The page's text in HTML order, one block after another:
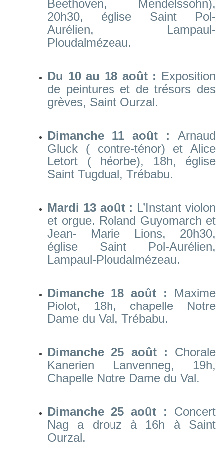
Beethoven, Mendelssohn),
20h30, église Saint Pol-
Aurélien, Lampaul-
Ploudalmézeau.
Du 10 au 18 août : Exposition
de peintures et de trésors des
grèves, Saint Ourzal.
Dimanche 11 août : Arnaud
Gluck ( contre-ténor) et Alice
Letort ( héorbe), 18h, église
Saint Tugdual, Trébabu.
Mardi 13 août : L’Instant violon
et orgue. Roland Guyomarch et
Jean- Marie Lions, 20h30,
église Saint Pol-Aurélien,
Lampaul-Ploudalmézeau.
Dimanche 18 août : Maxime
Piolot, 18h, chapelle Notre
Dame du Val, Trébabu.
Dimanche 25 août : Chorale
Kanerien Lanvenneg, 19h,
Chapelle Notre Dame du Val.
Dimanche 25 août : Concert
Nag a drouz à 16h à Saint
Ourzal.